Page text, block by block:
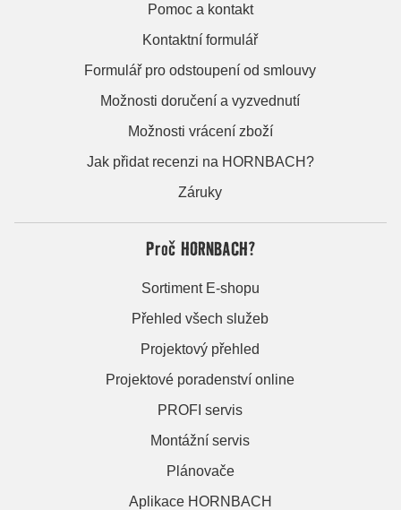
Pomoc a kontakt
Kontaktní formulář
Formulář pro odstoupení od smlouvy
Možnosti doručení a vyzvednutí
Možnosti vrácení zboží
Jak přidat recenzi na HORNBACH?
Záruky
Proč HORNBACH?
Sortiment E-shopu
Přehled všech služeb
Projektový přehled
Projektové poradenství online
PROFI servis
Montážní servis
Plánovače
Aplikace HORNBACH